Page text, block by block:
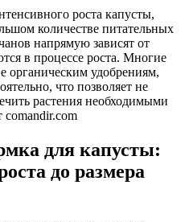
роста капусты,
количестве питательных
напрямую зависят от
в процессе роста. Многие
органическим удобрениям,
что позволяет не
растения необходимыми
для капусты:
до размера